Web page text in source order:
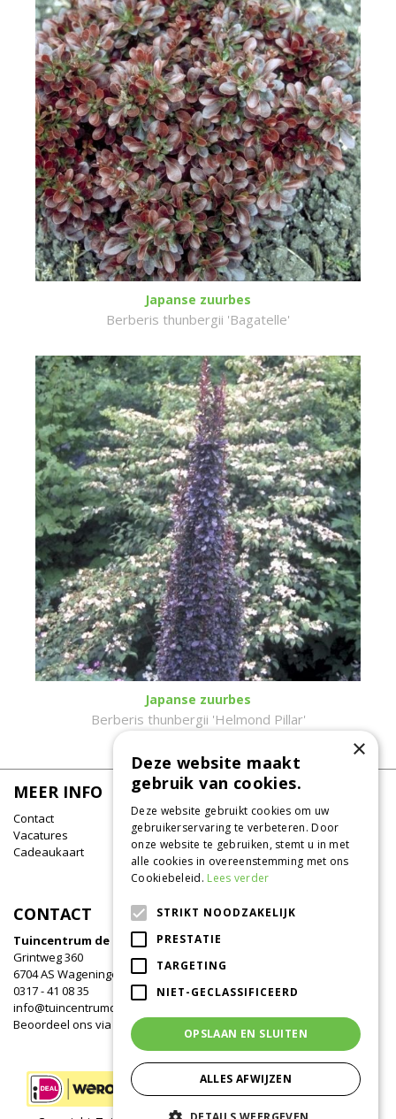
Japanse zuurbes
Berberis thunbergii 'Bagatelle'
Japanse zuurbes
Berberis thunbergii 'Helmond Pillar'
MEER INFO
Contact
Vacatures
Cadeaukaart
CONTACT
Tuincentrum de Oude Tol
Grintweg 360
6704 AS Wageningen
0317 - 41 08 35
info@tuincentrumdeoudetol.nl
Beoordeel ons via
Google
×
Deze website maakt
gebruik van cookies.
Deze website gebruikt cookies om uw
gebruikerservaring te verbeteren. Door
onze website te gebruiken, stemt u in met
alle cookies in overeenstemming met ons
Cookiebeleid. Lees verder
STRIKT NOODZAKELIJK
PRESTATIE
TARGETING
NIET-GECLASSIFICEERD
OPSLAAN EN SLUITEN
ALLES AFWIJZEN